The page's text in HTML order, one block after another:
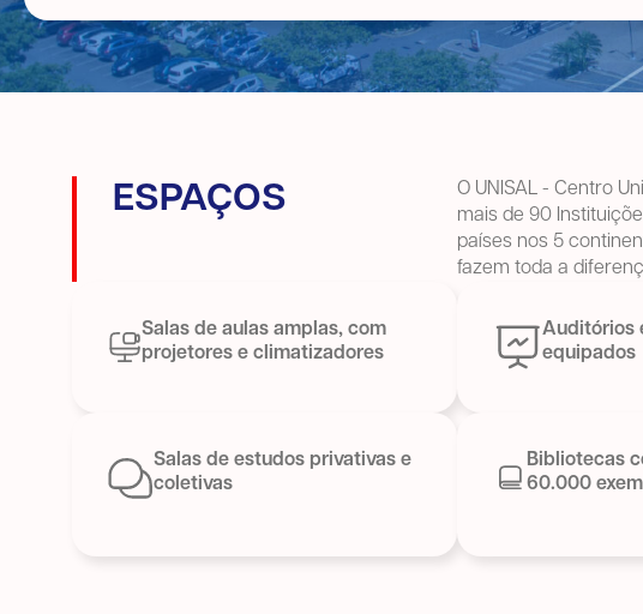
ESPAÇOS
O UNISAL - Centro
mais de 90
países nos 5
fazem toda a
Salas de aulas amplas, com
projetores e climatizadores
Auditórios
equipados
Salas de estudos privativas e
coletivas
Bibliotecas
60.000